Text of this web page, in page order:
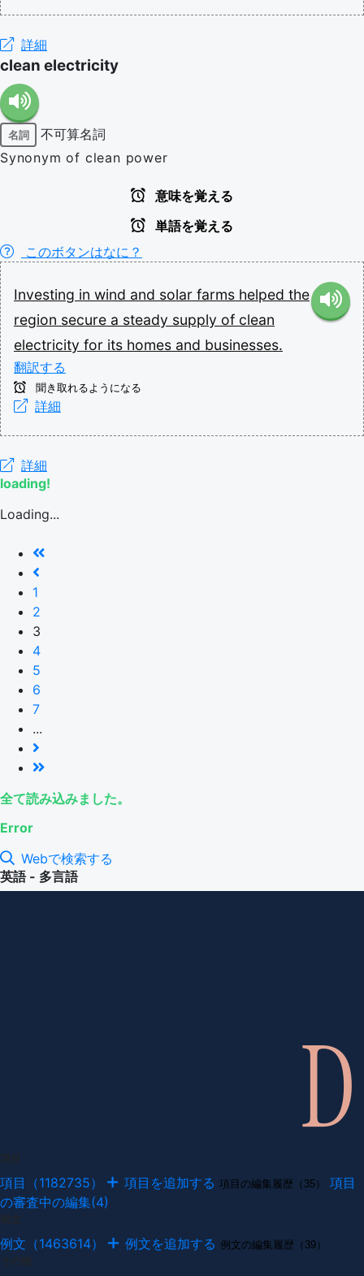
詳細
clean electricity
名詞
不可算名詞
Synonym of clean power
意味を覚える
単語を覚える
このボタンはなに？
Investing in wind and solar farms helped the
region secure a steady supply of clean
electricity for its homes and businesses.
翻訳する
聞き取れるようになる
詳細
詳細
loading!
Loading...
1
2
3
4
5
6
7
...
全て読み込みました。
Error
Webで検索する
英語 - 多言語
項目（1182735） 項目を追加する 項目の編集履歴（35）
項目
の審査中の編集(4)
例文（1463614） 例文を追加する 例文の編集履歴（39）